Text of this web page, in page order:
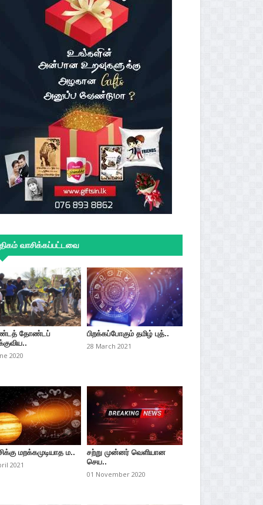
வாசிக்கப்பட்டவை
தோண்டப்
2020
பிறக்கப்போகும் தமிழ் புத்..
28 March 2021
மறக்கமுடியாத ம..
2021
சற்று முன்னர் வெளியான
செய..
01 November 2020